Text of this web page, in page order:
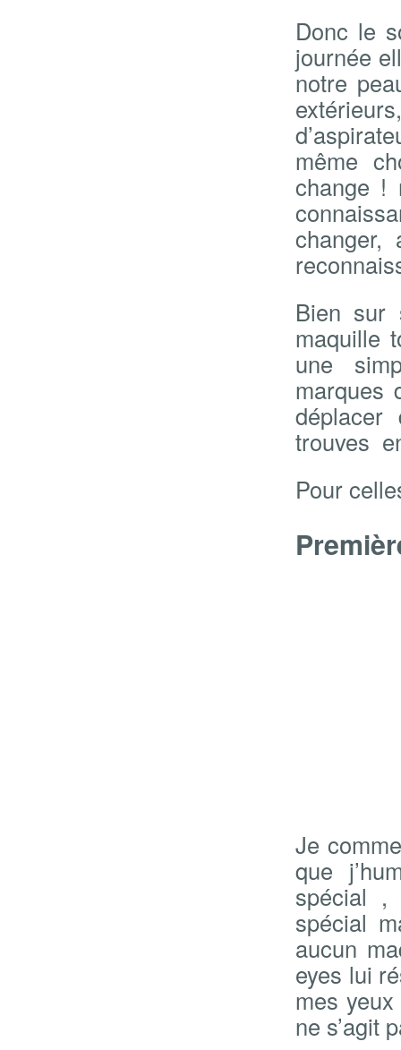
Donc le
journée
notre
même
change !
Bien sur
maquille
une
marques
trouves
Pour
Je
que
spécial ,
spécial
aucun
eyes lui
mes
ne s’agit